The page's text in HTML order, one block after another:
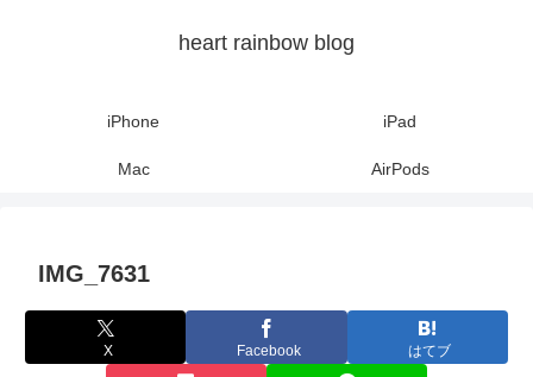
heart rainbow blog
iPhone iPad
Mac AirPods
IMG_7631
X Facebook はてブ